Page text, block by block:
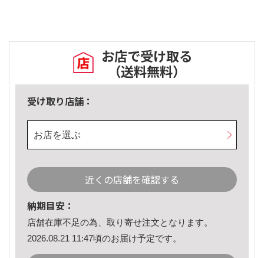
お店で受け取る
（送料無料）
受け取り店舗：
お店を選ぶ
近くの店舗を確認する
納期目安：
店舗在庫不足の為、取り寄せ注文となります。
2026.08.21 11:47頃のお届け予定です。